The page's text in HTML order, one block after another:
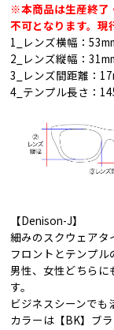
※本商品は生産終了
不可となります。現
1_レンズ横幅：
2_レンズ縦幅：
3_レンズ間距離：
4_テンプル長さ：
【Denison-J】
細みのスクウェアタ
フロントとテンプル
男性、女性どちらに
す。
ビジネスシーンでも
カラーは【BK】ブラ